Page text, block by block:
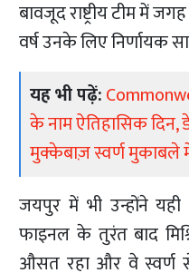
बावजूद राष्ट्रीय टीम में
वर्ष उनके लिए निर्णायक
यह भी पढ़ें:
के नाम ऐतिहासिक
मुक्केबाज़ स्वर्ण मुकाबले
जयपुर में भी उन्होंने यही
फाइनल के तुरंत बाद
औसत रहा और वे स्वर्ण